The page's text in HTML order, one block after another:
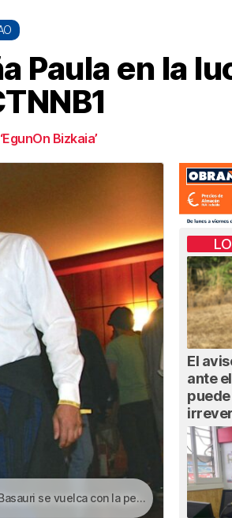
Paula en la
Bizkaia’
la lucha contra el síndrome CTNNB1
El
ante